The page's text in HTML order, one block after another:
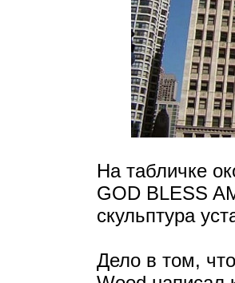
На табличке
GOD BLESS
скульптура
Дело в том,